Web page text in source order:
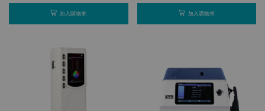
加入購物車 加入購物車